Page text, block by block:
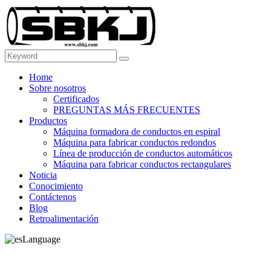
Home
Sobre nosotros
Certificados
PREGUNTAS MÁS FRECUENTES
Productos
Máquina formadora de conductos en espiral
Máquina para fabricar conductos redondos
Línea de producción de conductos automáticos
Máquina para fabricar conductos rectangulares
Noticia
Conocimiento
Contáctenos
Blog
Retroalimentación
Language